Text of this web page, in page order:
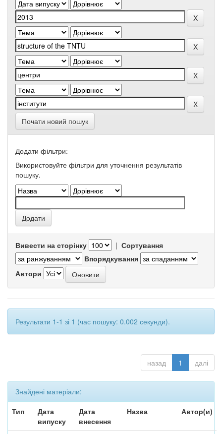
Почати новий пошук
Додати фільтри:
Використовуйте фільтри для уточнення результатів
пошуку.
Вивести на сторінку | Сортування
Впорядкування
Автори
Результати 1-1 зі 1 (час пошуку: 0.002 секунди).
назад 1 далі
Знайдені матеріали:
Тип
Дата
випуску
Дата
внесення
Назва Автор(и)